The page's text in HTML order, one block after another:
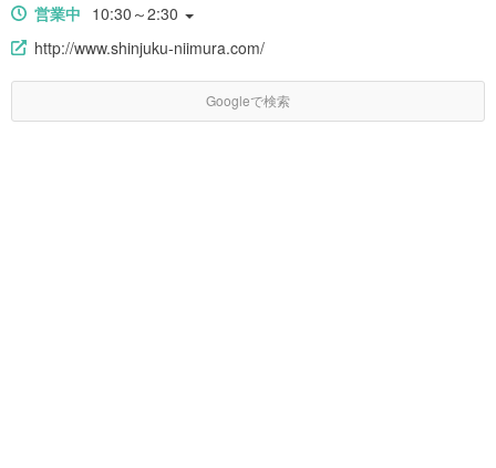
営業中 10:30～2:30
http://www.shinjuku-niimura.com/
Googleで検索